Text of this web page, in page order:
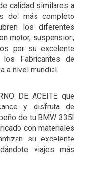
calidad similares a
del más completo
los diferentes
motor, suspensión,
por su excelente
Fabricantes de
a nivel mundial.
DE ACEITE que
y disfruta de
de tu BMW 335I
con materiales
su excelente
viajes más